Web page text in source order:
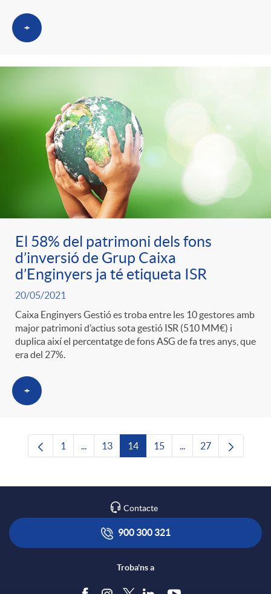
+
El 58% del patrimoni dels fons
d’inversió de Grup Caixa
d’Enginyers ja té etiqueta ISR
20/05/2021
Caixa Enginyers Gestió es troba entre les 10 gestores amb
major patrimoni d’actius sota gestió ISR (510 MM€) i
duplica així el percentatge de fons ASG de fa tres anys, que
era del 27%.
+
Pàgina
1 ...Pàgines intermèdies Utilitzeu TAB per
Pàgina
13 Pàgina
14 Pàgina
15 ...Pàgines intermèdies
Pàgina
27
Contacte
900 300 321
Troba'ns a